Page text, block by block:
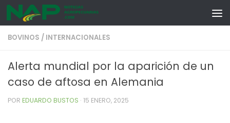
Skip to content
BOVINOS / INTERNACIONALES
Alerta mundial por la aparición de un
caso de aftosa en Alemania
POR EDUARDO BUSTOS · 15 ENERO, 2025